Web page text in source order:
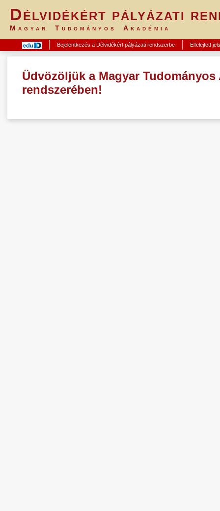
Délvidékért pályázati
Magyar Tudományos Akadémia
Bejelentkezés a Délvidékért pályázati rendszerbe Elfelejtett
Üdvözöljük a Magyar
rendszerében!